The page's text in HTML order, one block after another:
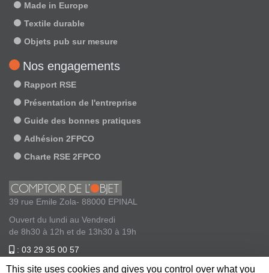
Made in Europe
Textile durable
Objets pub sur mesure
Nos engagements
Rapport RSE
Présentation de l'entreprise
Guide des bonnes pratiques
Adhésion 2FPCO
Charte RSE 2FPCO
39 rue Emile Zola- 88000 EPINAL
Ouvert du lundi au Vendredi
de 8h30 à 12h et de 13h30 à 19h
: 03 29 35 00 57
This site uses cookies and gives you control over what you